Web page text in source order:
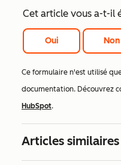
Cet article vous a-t-il
Oui Non
Ce formulaire n'est utilisé
documentation. Découvrez
HubSpot.
Articles similaires